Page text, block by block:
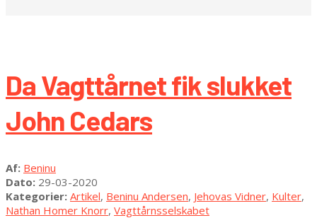
Da Vagttårnet fik slukket
John Cedars
2020-
03-
29
Af: Beninu
Dato: 29-03-2020
Kategorier: Artikel, Beninu Andersen, Jehovas Vidner, Kulter,
Nathan Homer Knorr, Vagttårnsselskabet